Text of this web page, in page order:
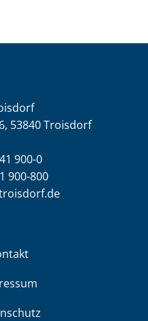
53840 Troisdorf
900-0
900-800